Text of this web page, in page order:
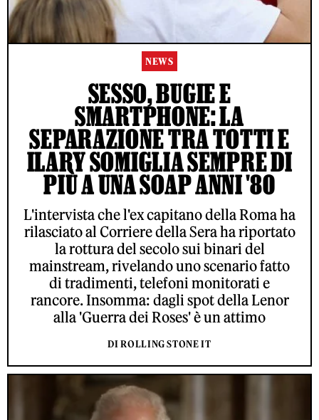
NEWS
SESSO, BUGIE E
SMARTPHONE: LA
SEPARAZIONE TRA TOTTI E
ILARY SOMIGLIA SEMPRE DI
PIÙ A UNA SOAP ANNI '80
L'intervista che l'ex capitano della Roma ha
rilasciato al Corriere della Sera ha riportato
la rottura del secolo sui binari del
mainstream, rivelando uno scenario fatto
di tradimenti, telefoni monitorati e
rancore. Insomma: dagli spot della Lenor
alla 'Guerra dei Roses' è un attimo
DI ROLLING STONE IT